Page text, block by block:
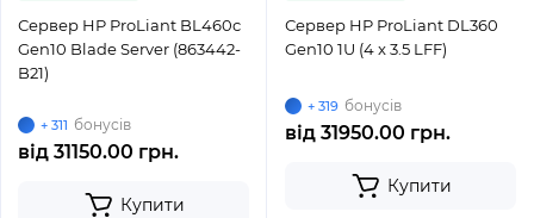
Сервер HP ProLiant BL460c
Gen10 Blade Server (863442-
B21)
+ 311 бонусів
від 31150.00 грн.
Купити
Сервер HP ProLiant DL360
Gen10 1U (4 x 3.5 LFF)
+ 319 бонусів
від 31950.00 грн.
Купити